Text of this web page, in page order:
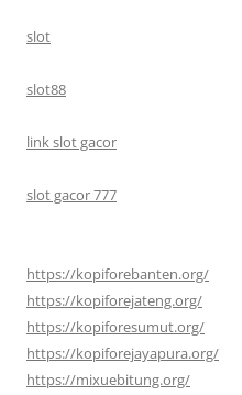
slot
slot88
link slot gacor
slot gacor 777
https://kopiforebanten.org/
https://kopiforejateng.org/
https://kopiforesumut.org/
https://kopiforejayapura.org/
https://mixuebitung.org/